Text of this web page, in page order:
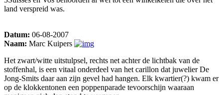
land verspreid was.
Datum: 06-08-2007
Naam: Marc Kuipers
Het zwart/witte uitstulpsel, rechts net achter de lichtbak van de
stoffenhal, is een vitaal onderdeel van het carillon dat juwelier De
Jong-Smits daar aan zijn gevel had hangen. Elk kwartier(?) kwam er
op de klokkentonen een poppenparade tevoorschijn waaraan